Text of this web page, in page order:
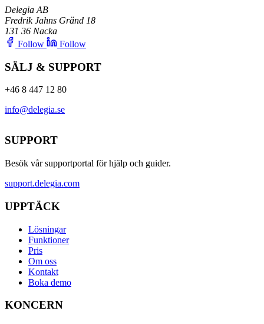
Delegia AB
Fredrik Jahns Gränd 18
131 36 Nacka
Follow
Follow
SÄLJ & SUPPORT
+46 8 447 12 80
info@delegia.se
SUPPORT
Besök vår supportportal för hjälp och guider.
support.delegia.com
UPPTÄCK
Lösningar
Funktioner
Pris
Om oss
Kontakt
Boka demo
KONCERN